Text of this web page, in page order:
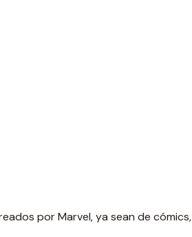
por Marvel, ya sean de cómics,